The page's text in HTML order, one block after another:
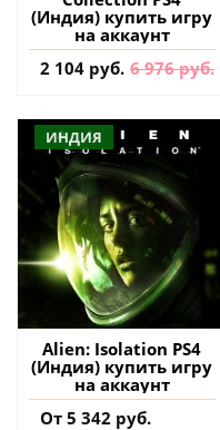
(Индия) купить игру
на аккаунт
2 104 руб. 6 976 руб.
ИНДИЯ
Alien: Isolation PS4
(Индия) купить игру
на аккаунт
От 5 342 руб.